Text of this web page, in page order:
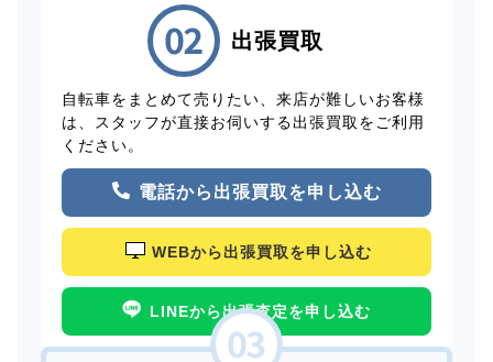
出張買取
自転車をまとめて売りたい、来店が難しいお客様
は、スタッフが直接お伺いする出張買取をご利用
ください。
電話から出張買取を申し込む
WEBから出張買取を申し込む
LINEから出張査定を申し込む